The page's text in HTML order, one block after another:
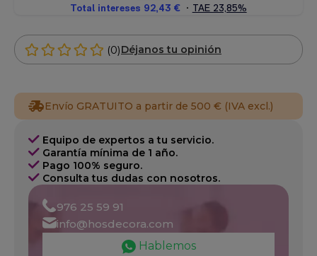
(0)Déjanos tu opinión
Envío GRATUITO a partir de 500 € (IVA excl.)
Equipo de expertos a tu servicio.
Garantía mínima de 1 año.
Pago 100% seguro.
Consulta tus dudas con nosotros.
976 25 59 91
info@hosdecora.com
Hablemos